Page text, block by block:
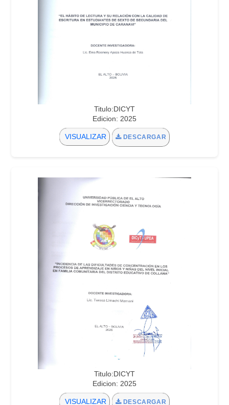
Titulo:DICYT
Edicion: 2025
VISUALIZAR DESCARGAR
Titulo:DICYT
Edicion: 2025
VISUALIZAR DESCARGAR